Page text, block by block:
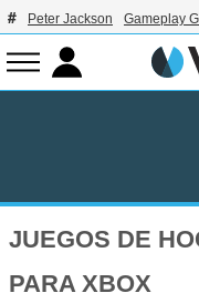
Peter Jackson Gameplay
JUEGOS DE
PARA XBOX